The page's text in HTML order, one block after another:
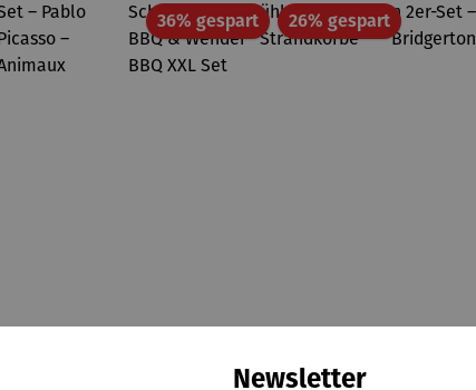
36% gespartRabatt26% gespartRabatt
Newsletter